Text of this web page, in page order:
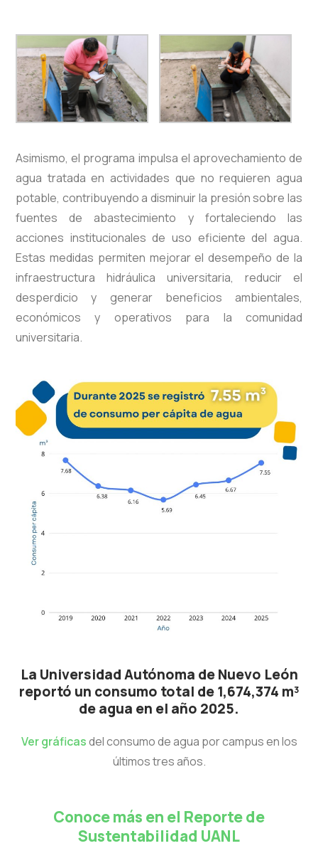
Asimismo, el programa impulsa el aprovechamiento de
agua tratada en actividades que no requieren agua
potable, contribuyendo a disminuir la presión sobre las
fuentes de abastecimiento y fortaleciendo las
acciones institucionales de uso eficiente del agua.
Estas medidas permiten mejorar el desempeño de la
infraestructura hidráulica universitaria, reducir el
desperdicio y generar beneficios ambientales,
económicos y operativos para la comunidad
universitaria.
La Universidad Autónoma de Nuevo León
reportó un consumo total de 1,674,374 m³
de agua en el año 2025.
Ver gráficasdel consumo de agua por campus en los
últimos tres años.
Conoce más en el Reporte de
Sustentabilidad UANL